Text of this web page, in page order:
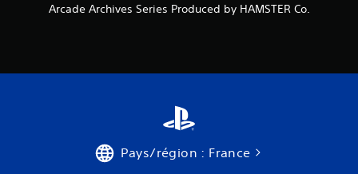
Arcade Archives Series Produced by HAMSTER Co.
Pays/région : France